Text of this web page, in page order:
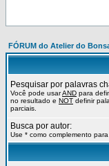
FÓRUM do Atelier do
Pesquisar por palavras
Você pode usarAND para
no resultado e NOT definir
parciais.
Busca por autor:
Use * como complemento